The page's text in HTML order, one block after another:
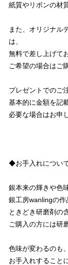
紙質やリボンの材
また、オリジナル
は、
無料で差し上げて
ご希望の場合はご
プレゼントでのご
基本的に金額を記
必要な場合はお申
◆お手入れについ
銀本来の輝きや色
銀工房wanlingの作
ときどき研磨剤の
ご購入の方には研
色味が変わるのも
お手入れすること